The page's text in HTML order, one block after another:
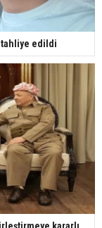
tahliye edildi